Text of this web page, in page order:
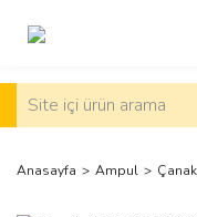
Anasayfa Ampul